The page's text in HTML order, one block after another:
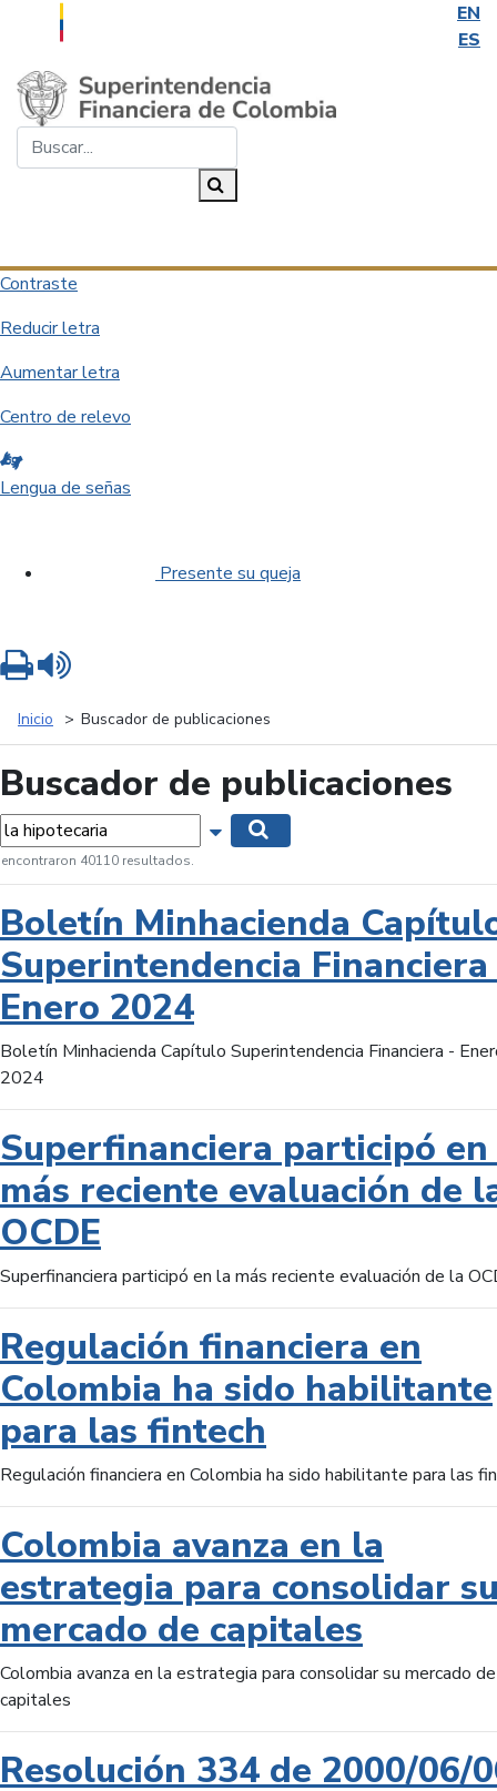
EN
ES
Saltar al contenido principal
Contraste
Reducir letra
Aumentar letra
Centro de relevo
Lengua de señas
Presente su queja
Inicio Buscador de publicaciones
Buscador de publicaciones
Mostrar opciones de búsqueda
encontraron 40110 resultados.
Boletín Minhacienda
Superintendencia
Enero 2024
Boletín Minhacienda Capítulo Superintendencia Financiera -
2024
Superfinanciera participó
más reciente evaluación de
OCDE
Superfinanciera participó en la más reciente evaluación de la
Regulación financiera en
Colombia ha sido habilitante
para las fintech
Regulación financiera en Colombia ha sido habilitante para las
Colombia avanza en la
estrategia para consolidar
mercado de capitales
Colombia avanza en la estrategia para consolidar su mercado de
capitales
Resolución 334 de 2000/06/
Imprimir